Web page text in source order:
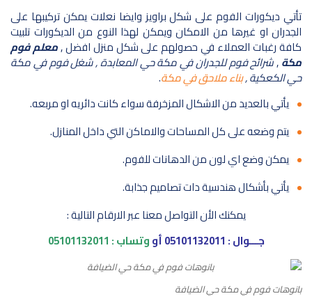
تأتي ديكورات الفوم على شكل براويز وايضا نعلات يمكن تركيبها على
الجدران او غيرها من الامكان ويمكن لهذا النوع من الديكورات تلبيت
كافة رغبات العملاء في حصولهم على شكل منزل افضل ,معلم فوم
مكة,شرائح فوم للجدران في مكة حي المعابدة , شغل فوم في مكة
حي الكعكية ,بناء ملاحق في مكة.
يأتي بالعديد من الاشكال المزخرفة سواء كانت دائريه او مربعه.
يتم وضعه على كل المساحات والاماكن التي داخل المنازل.
يمكن وضع اي لون من الدهانات للفوم.
يأتي بأشكال هندسية دات تصاميم جذابة.
يمكنك الأن التواصل معنا عبر الارقام التالية :
جـــوال : 05101132011أووتساب : 05101132011
بانوهات فوم في مكة حي الضيافة